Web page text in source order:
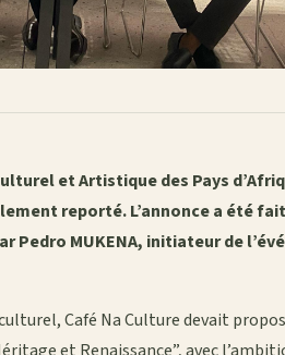
et Artistique des Pays
reporté. L’annonce a été
Pedro MUKENA, initiateur de
Café Na Culture devait